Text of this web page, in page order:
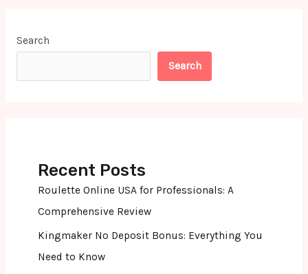
Search
Search
Recent Posts
Roulette Online USA for Professionals: A
Comprehensive Review
Kingmaker No Deposit Bonus: Everything You
Need to Know